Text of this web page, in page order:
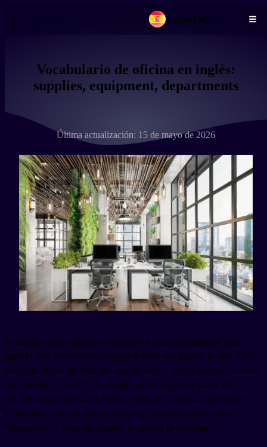
Español
Vocabulario de oficina en inglés:
supplies, equipment, departments
Última actualización: 15 de mayo de 2026
Si trabajas en un entorno corporativo o estás preparándote para
hacerlo, hay un momento inevitable en el que alguien te dice "Can
you grab the stapler from the supply room?" y tú te quedas mirando
con cara de "¿el qué?". Tranquilo, a todos nos ha pasado. El
vocabulario de oficina en inglés es uno de esos temas que parece
sencillo hasta que te das cuenta de que no sabes cómo se dice
"grapadora" o "carpeta" cuando realmente lo necesitas.